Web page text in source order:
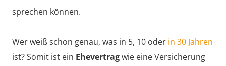
sprechen können.
Wer weiß schon genau, was in 5, 10 oder in 30 Jahren
ist? Somit ist ein Ehevertragwie eine Versicherung